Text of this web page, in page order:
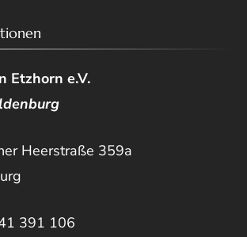
Etzhorn e.V.
Heerstraße 359a
391 106